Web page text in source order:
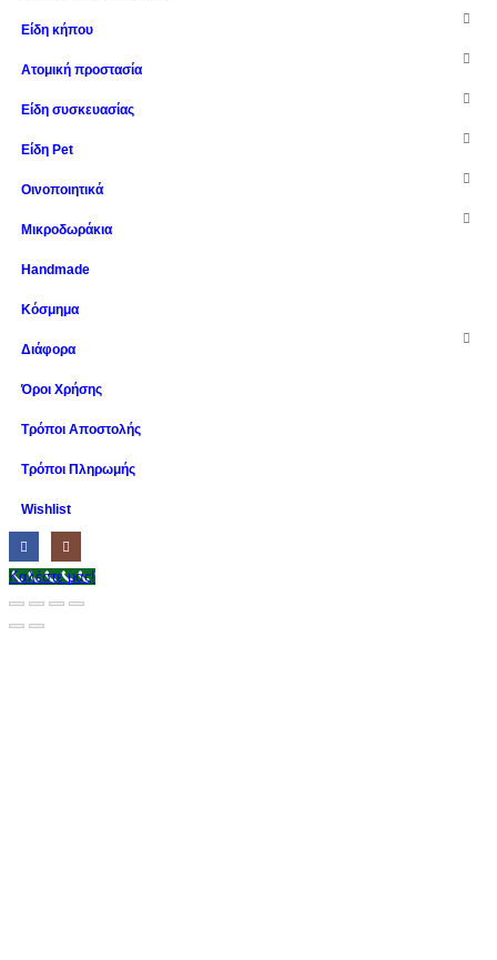
Είδη κήπου
Ατομική προστασία
Είδη συσκευασίας
Είδη Pet
Οινοποιητικά
Μικροδωράκια
Handmade
Κόσμημα
Διάφορα
Όροι Χρήσης
Τρόποι Αποστολής
Τρόποι Πληρωμής
Wishlist
Καλέστε μας!